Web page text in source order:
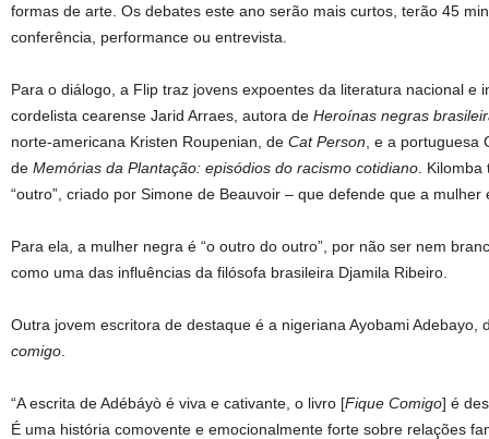
formas de arte. Os debates este ano serão mais curtos, terão 45
conferência, performance ou entrevista.
Para o diálogo, a Flip traz jovens expoentes da literatura nacional e
cordelista cearense Jarid Arraes, autora de Heroínas negras
norte-americana Kristen Roupenian, de Cat Person , e a
de Memórias da Plantação: episódios do racismo cotidiano .
“outro”, criado por Simone de Beauvoir – que defende que a mulher
Para ela, a mulher negra é “o outro do outro”, por não ser nem
como uma das influências da filósofa brasileira Djamila Ribeiro.
Outra jovem escritora de destaque é a nigeriana Ayobami
comigo
“A escrita de Adébáyò é viva e cativante, o livro [Fique Comigo] é
É uma história comovente e emocionalmente forte sobre relações